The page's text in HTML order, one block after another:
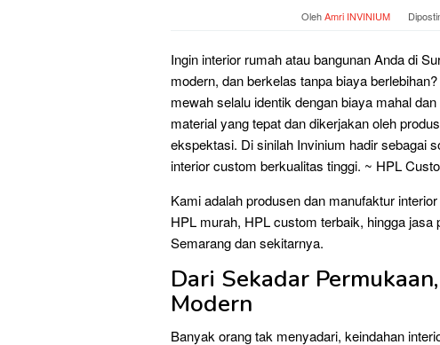
OlehAmri INVINIUM
Ingin interior rumah atau bangunan Anda di
modern, dan berkelas tanpa biaya
mewah selalu identik dengan biaya mahal
material yang tepat dan dikerjakan oleh
ekspektasi. Di sinilah Invinium hadir sebagai
interior custom berkualitas tinggi. ~ HPL
Kami adalah produsen dan manufaktur
HPL murah, HPL custom terbaik, hingga
Semarang dan sekitarnya.
Dari Sekadar
Modern
Banyak orang tak menyadari, keindahan